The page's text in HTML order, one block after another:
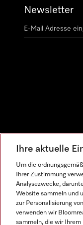
Newsletter
Ihre aktuelle
Um die
Ihrer Zustimmung
Analysezwecke,
Website sammeln und
zur Personalisierung
verwenden wir
sammeln, die wir Ihrem